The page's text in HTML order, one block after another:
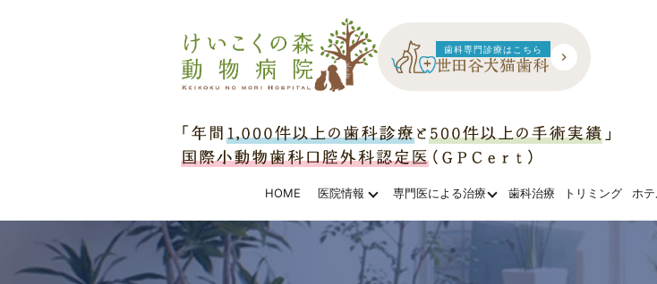
歯科専門診療はこちら
HOME 医院情報 専門医による治療 歯科治療 トリミング ホ